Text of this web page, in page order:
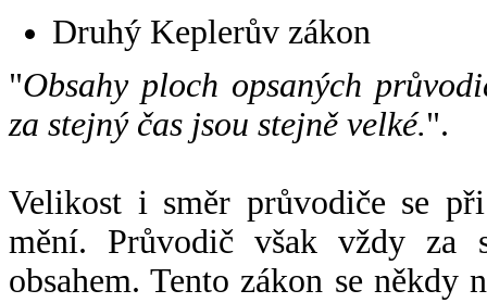
Druhý Keplerův zákon
"Obsahy ploch opsaných
za stejný čas jsou stejně velké.".
Velikost i směr průvodiče se
mění. Průvodič však vždy za
obsahem. Tento zákon se někdy